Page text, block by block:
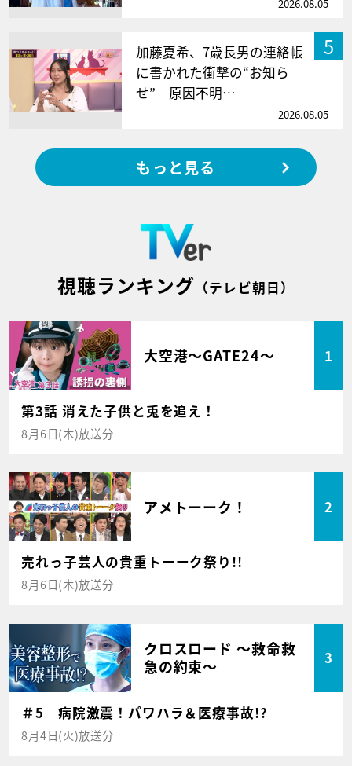
2026.08.05
5
加藤夏希、7歳長男の連絡帳
に書かれた衝撃の“お知ら
せ” 原因不明…
2026.08.05
もっと見る
視聴ランキング （テレビ朝日）
大空港～GATE24～ 1
第3話 消えた子供と兎を追え！
8月6日(木)放送分
アメトーーク！ 2
売れっ子芸人の貴重トーーク祭り!!
8月6日(木)放送分
クロスロード ～救命救
急の約束～
3
＃5 病院激震！パワハラ＆医療事故!?
8月4日(火)放送分